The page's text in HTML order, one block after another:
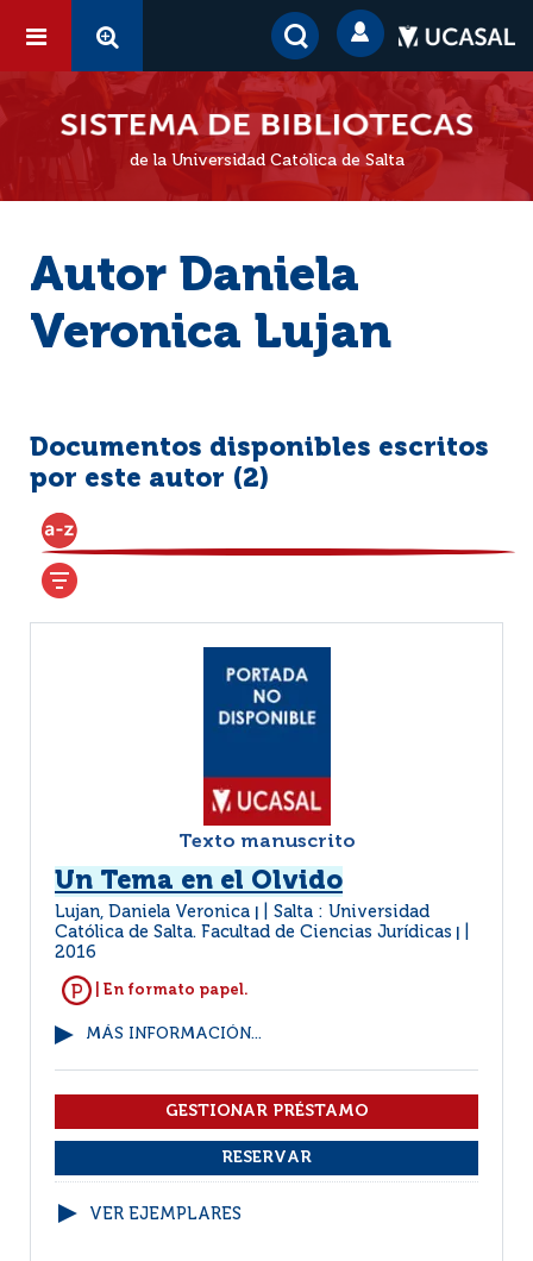
de la Universidad Católica de Salta
Autor Daniela
Veronica Lujan
Documentos disponibles escritos
por este autor (2)
Texto manuscrito
Un Tema en el Olvido
Lujan, Daniela Veronica
Salta : Universidad
Católica de Salta. Facultad de Ciencias Jurídicas
2016
| En formato papel.
MÁS INFORMACIÓN...
VER EJEMPLARES